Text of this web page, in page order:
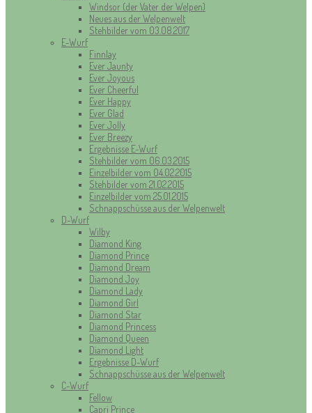
Windsor (der Vater der Welpen)
Neues aus der Welpenwelt
Stehbilder vom 03.08.2017
E-Wurf
Finnlay
Ever Jaunty
Ever Joyous
Ever Cheerful
Ever Happy
Ever Glad
Ever Jolly
Ever Breezy
Ergebnisse E-Wurf
Stehbilder vom 06.03.2015
Einzelbilder vom 04.02.2015
Stehbilder vom 21.02.2015
Einzelbilder vom 25.01.2015
Schnappschüsse aus der Welpenwelt
D-Wurf
Wilby
Diamond King
Diamond Prince
Diamond Dream
Diamond Joy
Diamond Lady
Diamond Girl
Diamond Star
Diamond Princess
Diamond Queen
Diamond Light
Ergebnisse D-Wurf
Schnappschüsse aus der Welpenwelt
C-Wurf
Fellow
Capri Prince